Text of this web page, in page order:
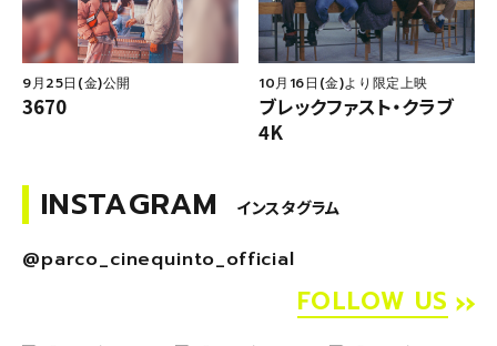
9月25日(金)公開
3670
10月16日(金)より限定上映
ブレックファスト・クラブ
4K
INSTAGRAM インスタグラム
@parco_cinequinto_official
FOLLOW US